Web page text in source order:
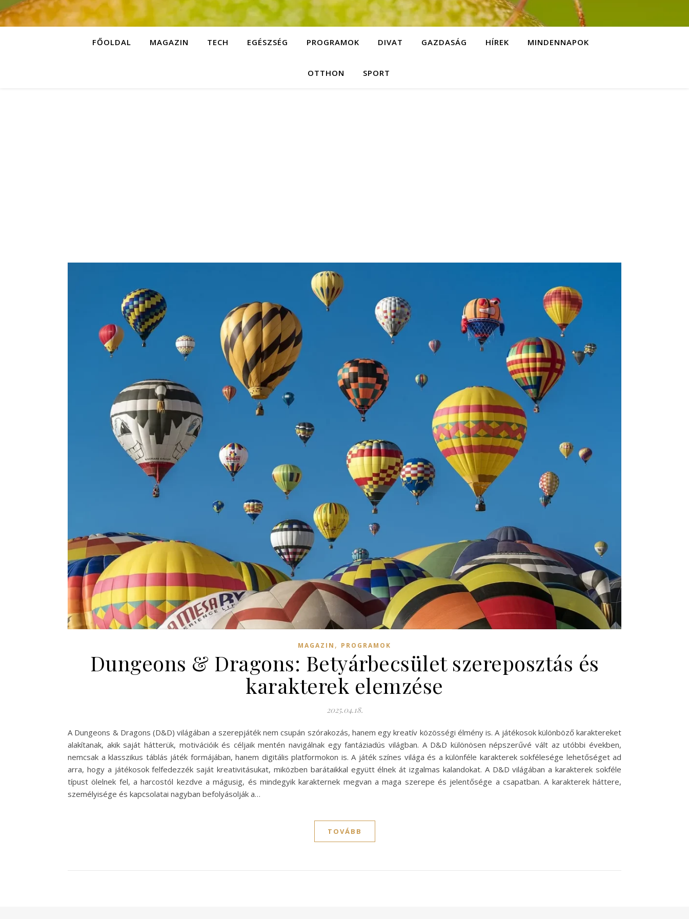
FŐOLDAL MAGAZIN TECH EGÉSZSÉG PROGRAMOK DIVAT GAZDASÁG HÍREK MINDENNAPOK
OTTHON SPORT
MAGAZIN , PROGRAMOK
Dungeons & Dragons: Betyárbecsület szereposztás és
karakterek elemzése
2025.04.18.
A Dungeons & Dragons (D&D) világában a szerepjáték nem csupán szórakozás, hanem egy kreatív közösségi élmény is. A játékosok különböző karaktereket
alakítanak, akik saját hátterük, motivációik és céljaik mentén navigálnak egy fantáziadús világban. A D&D különösen népszerűvé vált az utóbbi években,
nemcsak a klasszikus táblás játék formájában, hanem digitális platformokon is. A játék színes világa és a különféle karakterek sokfélesége lehetőséget ad
arra, hogy a játékosok felfedezzék saját kreativitásukat, miközben barátaikkal együtt élnek át izgalmas kalandokat. A D&D világában a karakterek sokféle
típust ölelnek fel, a harcostól kezdve a mágusig, és mindegyik karakternek megvan a maga szerepe és jelentősége a csapatban. A karakterek háttere,
személyisége és kapcsolatai nagyban befolyásolják a…
TOVÁBB